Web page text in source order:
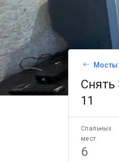
11
Спальных
мест
6